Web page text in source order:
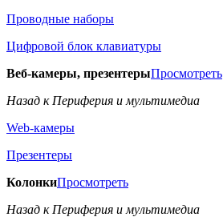
Проводные наборы
Цифровой блок клавиатуры
Веб-камеры, презентерыПросмотреть
Назад к Периферия и мультимедиа
Web-камеры
Презентеры
КолонкиПросмотреть
Назад к Периферия и мультимедиа